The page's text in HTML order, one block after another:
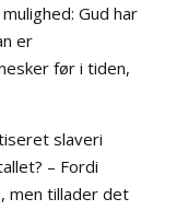
Gud har
er
før i tiden,
slaveri
– Fordi
men tillader det